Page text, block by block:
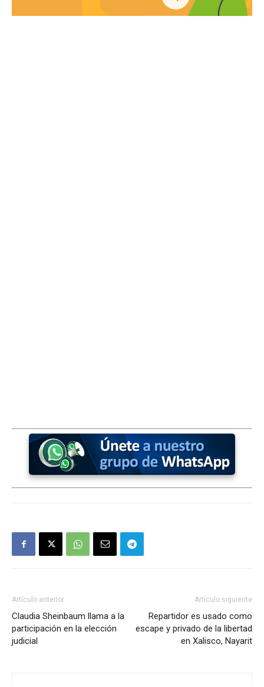
Artículo anterior
Claudia Sheinbaum llama a la
participación en la elección
judicial
Artículo siguiente
Repartidor es usado como
escape y privado de la libertad
en Xalisco, Nayarit